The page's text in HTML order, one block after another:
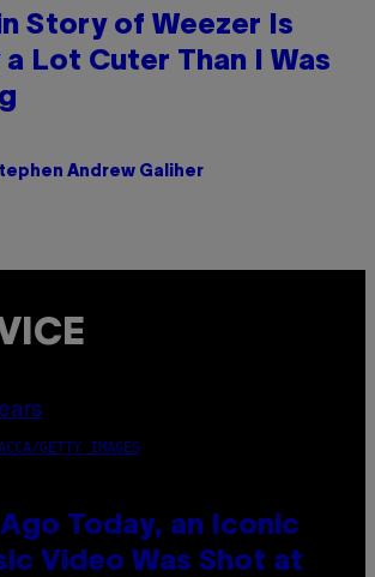
Story of Weezer Is
a Lot Cuter Than I Was
Andrew Galiher
GETTY IMAGES
Today, an Iconic
Video Was Shot at